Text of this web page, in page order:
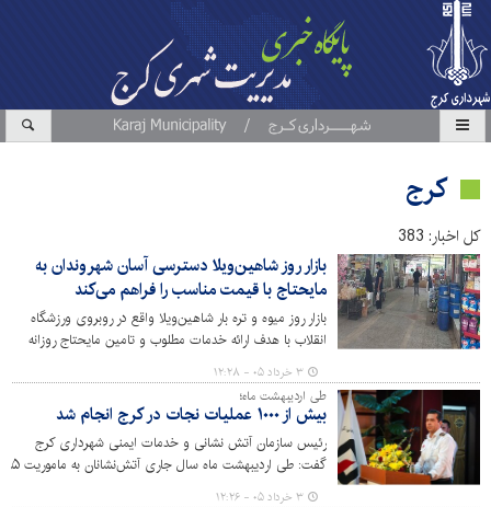
کرج
کل اخبار: 383
بازار روز شاهین‌ویلا دسترسی آسان شهروندان به
مایحتاج با قیمت مناسب را فراهم می‌کند
بازار روز میوه و تره بار شاهین‌ویلا واقع در روبروی ورزشگاه
انقلاب با هدف ارائه خدمات مطلوب و تامین مایحتاج روزانه
شهروندان، به یکی از مراکز مهم خرید تبدیل شده است. این
بازار با غرفه های فعال انواع میوه و تره‌بار تازه، محصولات
پروتئینی، مواد غذایی، لبنیات، خشکبار و سایر اقلام مصرفی
خانوار، تلاش دارد کالاهای باکیفیت را با قیمت مناسب در
اختیار ساکنان محله قرار دهد.
۳ خرداد ۰۵ - ۱۲:۲۸
طی اردیبهشت ماه؛
بیش از ۱۰۰۰ عملیات نجات در کرج انجام شد
رئیس سازمان آتش نشانی و خدمات ایمنی شهرداری کرج
گفت: طی اردیبهشت ماه سال جاری آتش‌نشانان
مورد حریق و ۷۳۸ مورد حادثه اعزام شدند.
۳ خرداد ۰۵ - ۱۲:۲۶